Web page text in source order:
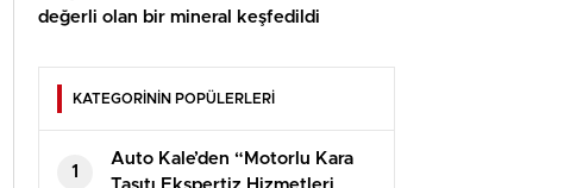
değerli olan bir mineral keşfedildi
KATEGORİNİN POPÜLERLERİ
1
Auto Kale’den “Motorlu Kara